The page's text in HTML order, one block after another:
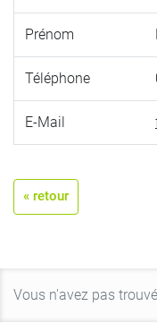
Prénom
Téléphone
E-Mail
« retour